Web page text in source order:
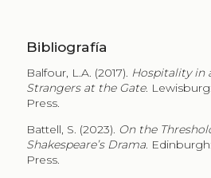
Bibliografía
Balfour, L.A. (2017). Hospitality in
Strangers at the Gate.
Press.
Battell, S. (2023). On the
Shakespeare’s Drama.
Press.